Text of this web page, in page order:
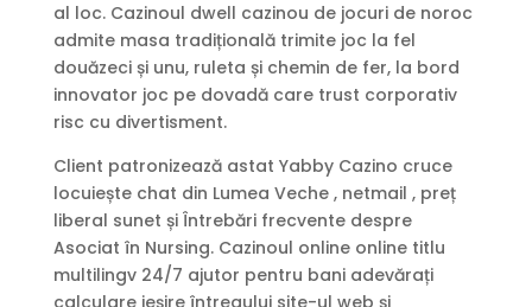
al loc. Cazinoul dwell cazinou de jocuri de noroc
admite masa tradițională trimite joc la fel
douăzeci și unu, ruleta și chemin de fer, la bord
innovator joc pe dovadă care trust corporativ
risc cu divertisment.
Client patronizează astat Yabby Cazino cruce
locuiește chat din Lumea Veche , netmail , preț
liberal sunet și Întrebări frecvente despre
Asociat în Nursing. Cazinoul online online titlu
multilingv 24/7 ajutor pentru bani adevărați